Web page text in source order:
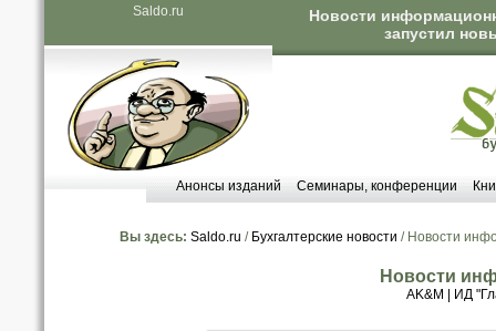
Saldo.ru
Новости
запустил
Анонсы изданий Семинары, конференции
Вы здесь: Saldo.ru / Бухгалтерские новости / Новости
Новости
AK&M ИД